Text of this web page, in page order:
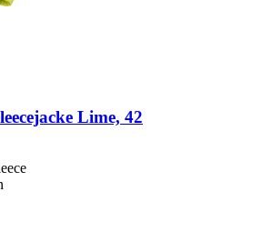
Lime, 42